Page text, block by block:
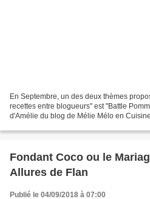
En Septembre, un des deux thèmes
recettes entre blogueurs" est "Battle
d'Amélie du blog de Mélie Mélo en
Fondant Coco ou le
Allures de Flan
Publié le 04/09/2018 à 07:00